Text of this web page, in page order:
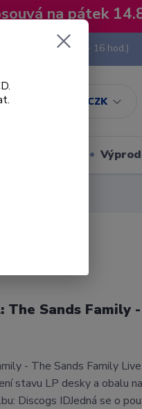
na pátek
CZK
(Po-Pá, 8 - 16 hod.)
The Sands Family
- The Sands Family
stavu LP desky a obalu
Discogs IDJedná se o